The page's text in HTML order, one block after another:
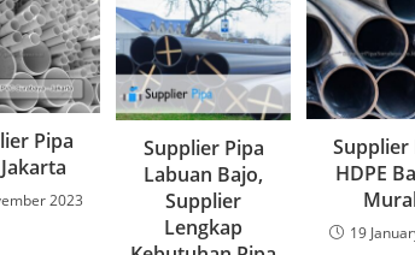
Pipa
2023
Supplier Pipa
Labuan Bajo,
Supplier
Lengkap
Supplier
HDPE
19